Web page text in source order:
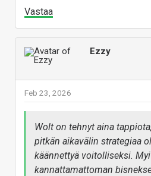
Vastaa
Ezzy
Feb 23, 2026
Wolt on tehnyt aina
pitkän aikavälin strategiaa
käännettyä voitolliseksi.
kannattamattoman